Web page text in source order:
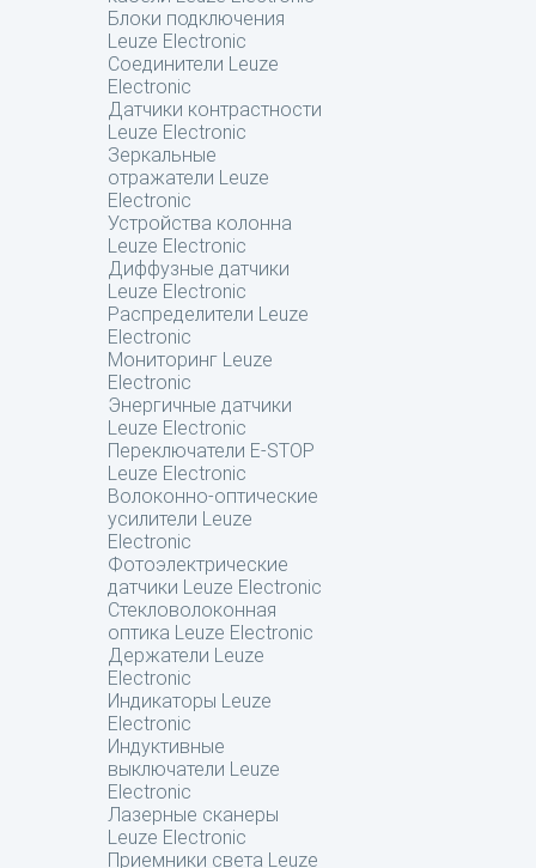
Блоки подключения
Leuze Electronic
Соединители Leuze
Electronic
Датчики контрастности
Leuze Electronic
Зеркальные
отражатели Leuze
Electronic
Устройства колонна
Leuze Electronic
Диффузные датчики
Leuze Electronic
Распределители Leuze
Electronic
Мониторинг Leuze
Electronic
Энергичные датчики
Leuze Electronic
Переключатели E-STOP
Leuze Electronic
Волоконно-оптические
усилители Leuze
Electronic
Фотоэлектрические
датчики Leuze Electronic
Стекловолоконная
оптика Leuze Electronic
Держатели Leuze
Electronic
Индикаторы Leuze
Electronic
Индуктивные
выключатели Leuze
Electronic
Лазерные сканеры
Leuze Electronic
Приемники света Leuze